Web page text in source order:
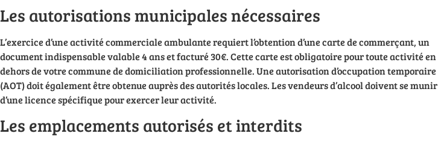
Les autorisations municipales nécessaires
L’exercice d’une activité commerciale ambulante requiert l’obtention d’une carte de commerçant, un
document indispensable valable 4 ans et facturé 30€. Cette carte est obligatoire pour toute activité en
dehors de votre commune de domiciliation professionnelle. Une autorisation d’occupation temporaire
(AOT) doit également être obtenue auprès des autorités locales. Les vendeurs d’alcool doivent se munir
d’une licence spécifique pour exercer leur activité.
Les emplacements autorisés et interdits